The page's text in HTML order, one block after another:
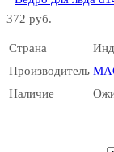
372 руб.
Страна
Производитель
Наличие